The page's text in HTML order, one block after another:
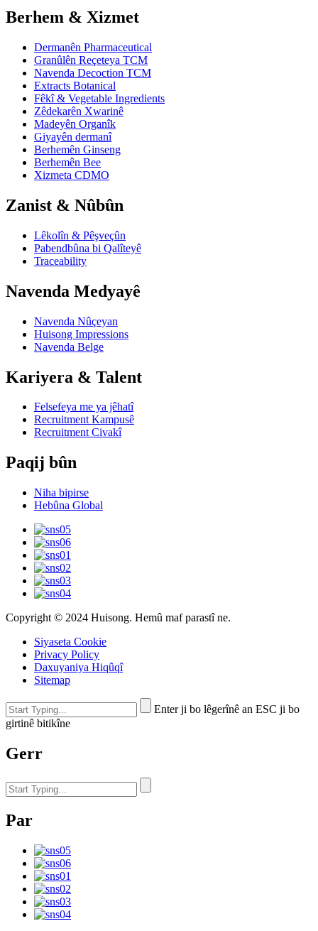
Berhem & Xizmet
Dermanên Pharmaceutical
Granûlên Reçeteya TCM
Navenda Decoction TCM
Extracts Botanical
Fêkî & Vegetable Ingredients
Zêdekarên Xwarinê
Madeyên Organîk
Giyayên dermanî
Berhemên Ginseng
Berhemên Bee
Xizmeta CDMO
Zanist & Nûbûn
Lêkolîn & Pêşveçûn
Pabendbûna bi Qalîteyê
Traceability
Navenda Medyayê
Navenda Nûçeyan
Huisong Impressions
Navenda Belge
Kariyera & Talent
Felsefeya me ya jêhatî
Recruitment Kampusê
Recruitment Civakî
Paqij bûn
Niha bipirse
Hebûna Global
Copyright © 2024 Huisong. Hemû maf parastî ne.
Siyaseta Cookie
Privacy Policy
Daxuyaniya Hiqûqî
Sitemap
Enter ji bo lêgerînê an ESC ji bo
girtinê bitikîne
Gerr
Par